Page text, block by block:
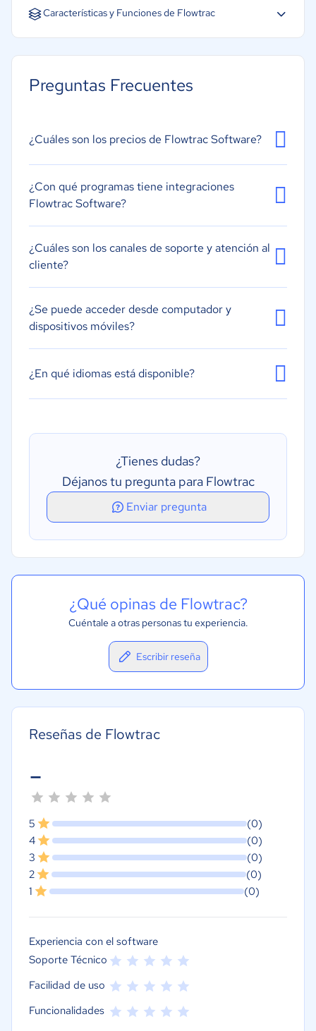
Español Inglés
Características y Funciones de Flowtrac
Códigos de barras/RFID
Gestión de ciclo de compras
Auditoría de inventario
Control de inventario
Preguntas Frecuentes
¿Cuáles son los precios de Flowtrac Software?
¿Con qué programas tiene integraciones
Flowtrac Software?
¿Cuáles son los canales de soporte y atención al
cliente?
¿Se puede acceder desde computador y
dispositivos móviles?
¿En qué idiomas está disponible?
¿Tienes dudas?
Déjanos tu pregunta para Flowtrac
Enviar pregunta
¿Qué opinas de Flowtrac?
Cuéntale a otras personas tu experiencia.
Escribir reseña
Reseñas de Flowtrac
-
5
(0)
4
(0)
3
(0)
2
(0)
1
(0)
Experiencia con el software
Soporte Técnico
Facilidad de uso
Funcionalidades